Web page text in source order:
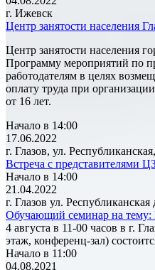
г. Ижевск
Центр занятости населения
Центр занятости населения
Программу мероприятий по
работодателям в целях
оплату труда при
от 16 лет.
Начало в 14:00
17.06.2022
г. Глазов, ул.
Встреча с представителями
Начало в 14:00
21.04.2022
г. Глазов ул. Республиканская
Обучающий семинар на тему:
4 августа в 11-00 часов в г.
этаж, конференц-зал)
Начало в 11:00
04.08.2021